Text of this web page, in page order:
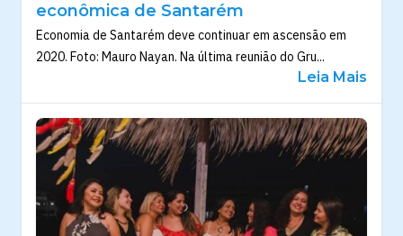
econômica de Santarém
Economia de Santarém deve continuar em ascensão em
2020. Foto: Mauro Nayan. Na última reunião do Gru...
Leia Mais